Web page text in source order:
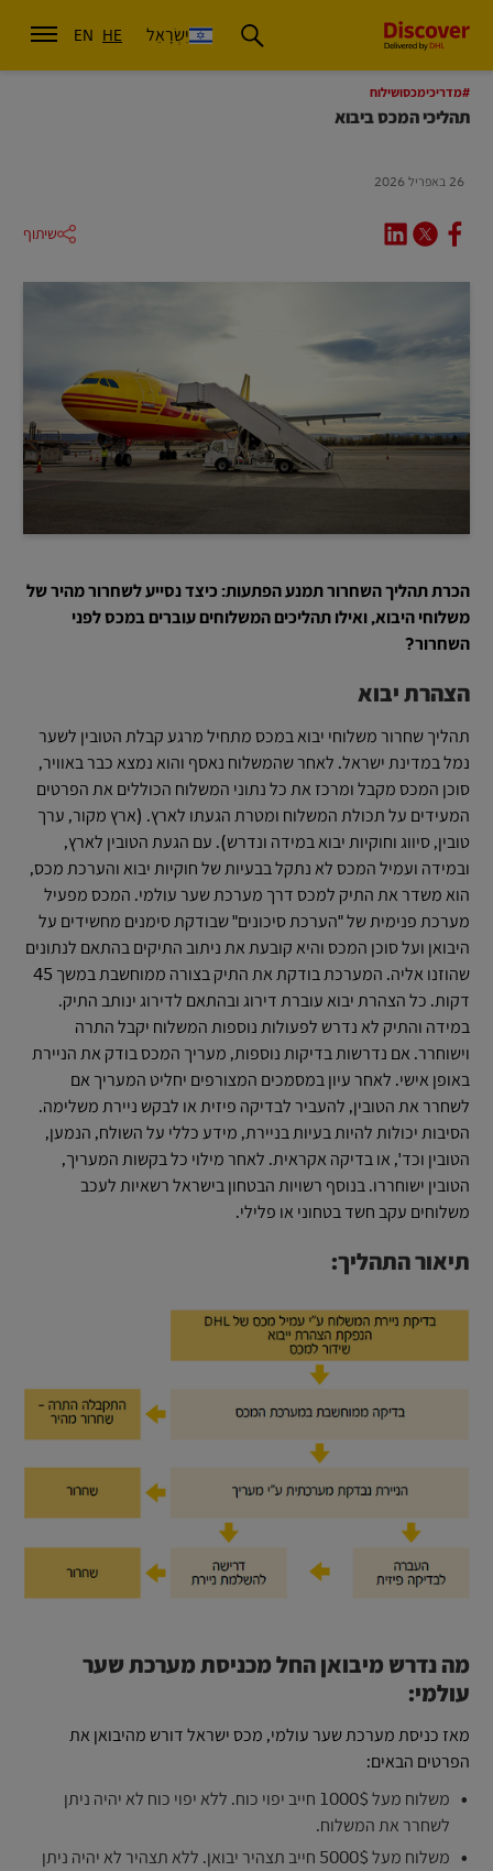
יִשְׂרָאֵל EN HE
#מדריכימכסושילוח
תהליכי המכס ביבוא
26 באפריל 2026
שיתוף
הכרת תהליך השחרור תמנע הפתעות: כיצד נסייע לשחרור מהיר של
משלוחי היבוא, ואילו תהליכים המשלוחים עוברים במכס לפני
השחרור?
הצהרת יבוא
תהליך שחרור משלוחי יבוא במכס מתחיל מרגע קבלת הטובין לשער
נמל במדינת ישראל. לאחר שהמשלוח נאסף והוא נמצא כבר באוויר,
סוכן המכס מקבל ומרכז את כל נתוני המשלוח הכוללים את הפרטים
המעידים על תכולת המשלוח ומטרת הגעתו לארץ. (ארץ מקור, ערך
טובין, סיווג וחוקיות יבוא במידה ונדרש). עם הגעת הטובין לארץ,
ובמידה ועמיל המכס לא נתקל בבעיות של חוקיות יבוא והערכת מכס,
הוא משדר את התיק למכס דרך מערכת שער עולמי. המכס מפעיל
מערכת פנימית של "הערכת סיכונים" שבודקת סימנים מחשידים על
היבואן ועל סוכן המכס והיא קובעת את ניתוב התיקים בהתאם לנתונים
שהוזנו אליה. המערכת בודקת את התיק בצורה ממוחשבת במשך 45
דקות. כל הצהרת יבוא עוברת דירוג ובהתאם לדירוג ינותב התיק.
במידה והתיק לא נדרש לפעולות נוספות המשלוח יקבל התרה
וישוחרר. אם נדרשות בדיקות נוספות, מעריך המכס בודק את הניירת
באופן אישי. לאחר עיון במסמכים המצורפים יחליט המעריך אם
לשחרר את הטובין, להעביר לבדיקה פיזית או לבקש ניירת משלימה.
הסיבות יכולות להיות בעיות בניירת, מידע כללי על השולח, הנמען,
הטובין וכד', או בדיקה אקראית. לאחר מילוי כל בקשות המעריך,
הטובין ישוחררו. בנוסף רשויות הבטחון בישראל רשאיות לעכב
משלוחים עקב חשד בטחוני או פלילי.
תיאור התהליך:
מה נדרש מיבואן החל מכניסת מערכת שער
עולמי:
מאז כניסת מערכת שער עולמי, מכס ישראל דורש מהיבואן את
הפרטים הבאים:
משלוח מעל 1000$ חייב יפוי כוח. ללא יפוי כוח לא יהיה ניתן
לשחרר את המשלוח.
משלוח מעל 5000$ חייב תצהיר יבואן. ללא תצהיר לא יהיה ניתן